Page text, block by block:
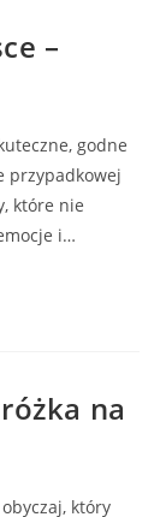
–
godne
przypadkowej
które nie
i…
na
który